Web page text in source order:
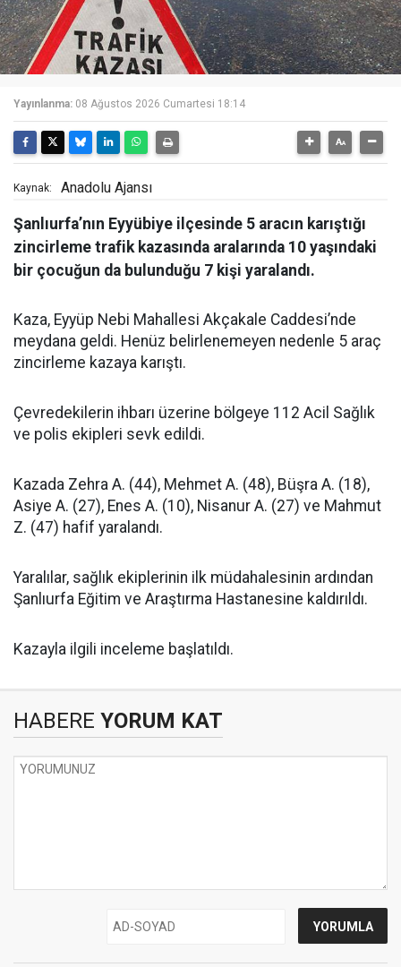
Yayınlanma: 08 Ağustos 2026 Cumartesi 18:14
Kaynak: Anadolu Ajansı
Şanlıurfa’nın Eyyübiye ilçesinde 5 aracın karıştığı
zincirleme trafik kazasında aralarında 10 yaşındaki
bir çocuğun da bulunduğu 7 kişi yaralandı.
Kaza, Eyyüp Nebi Mahallesi Akçakale Caddesi’nde
meydana geldi. Henüz belirlenemeyen nedenle 5 araç
zincirleme kazaya karıştı.
Çevredekilerin ihbarı üzerine bölgeye 112 Acil Sağlık
ve polis ekipleri sevk edildi.
Kazada Zehra A. (44), Mehmet A. (48), Büşra A. (18),
Asiye A. (27), Enes A. (10), Nisanur A. (27) ve Mahmut
Z. (47) hafif yaralandı.
Yaralılar, sağlık ekiplerinin ilk müdahalesinin ardından
Şanlıurfa Eğitim ve Araştırma Hastanesine kaldırıldı.
Kazayla ilgili inceleme başlatıldı.
HABERE YORUM KAT